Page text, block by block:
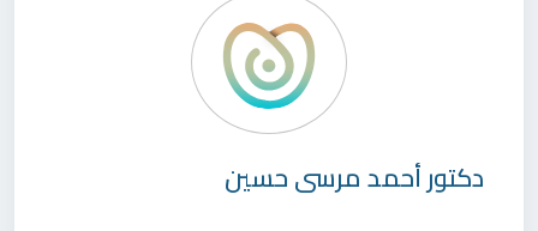
دكتورأحمد مرسى حسين